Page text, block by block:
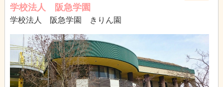
学校法人 阪急学園
学校法人 阪急学園 きりん園